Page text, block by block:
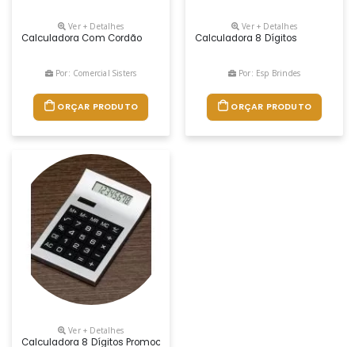
Ver + Detalhes
Calculadora Com Cordão
Por: Comercial Sisters
ORÇAR PRODUTO
Ver + Detalhes
Calculadora 8 Dígitos
Por: Esp Brindes
ORÇAR PRODUTO
Ver + Detalhes
Calculadora 8 Dígitos Promocional